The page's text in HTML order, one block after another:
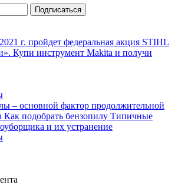
Подписаться
г. пройдет федеральная акция STIHL
Купи инструмент Makita и получи
– основной фактор продолжительной
Как подобрать бензопилу Типичные
и их устранение